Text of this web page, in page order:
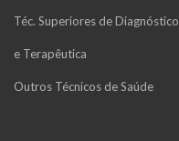
Téc. Superiores de Diagnóstico
e Terapêutica
Outros Técnicos de Saúde